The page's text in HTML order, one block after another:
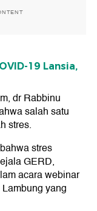
19 Lansia,
dr Rabbinu
salah satu
stres.
stres
GERD,
acara webinar
yang